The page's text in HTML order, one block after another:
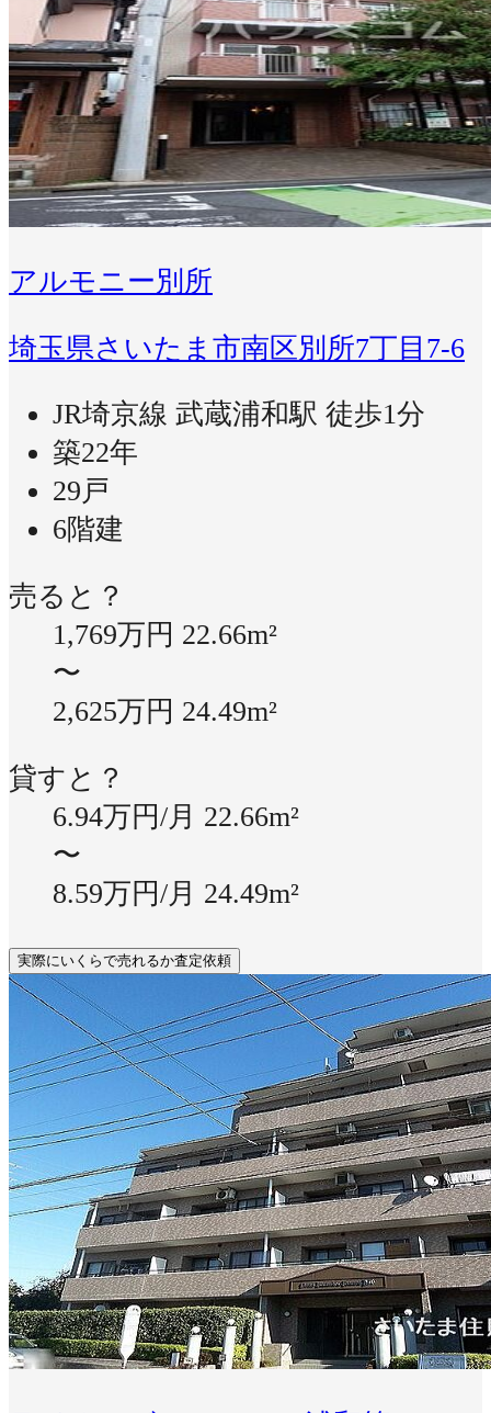
アルモニー別所
埼玉県さいたま市南区別所7丁目7-6
JR埼京線 武蔵浦和駅 徒歩1分
築22年
29戸
6階建
売ると？
1,769万円 22.66m²
〜
2,625万円 24.49m²
貸すと？
6.94万円/月 22.66m²
〜
8.59万円/月 24.49m²
実際にいくらで売れるか査定依頼